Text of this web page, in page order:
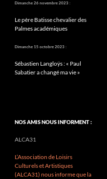
Dimanche 26 novembre 2023 :
Le père Batisse chevalier des
Palmes académiques
Dimanche 15 octobre 2023 :
Sébastien Langloÿs : « Paul
Sabatier a changé ma vie »
NOS AMIS NOUS INFORMENT :
ALCA31
L’Association de Loisirs
Culturels et Artistiques
(ALCA31) nous informe que la